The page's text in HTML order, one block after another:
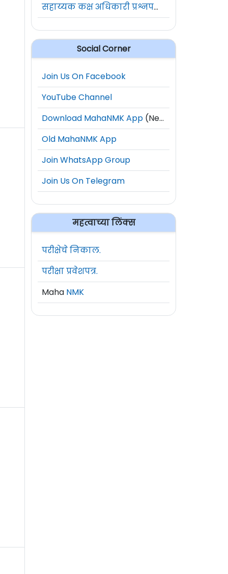
सहाय्यक कक्ष अधिकारी प्रश्नपत्रिका संच
Social Corner
Join Us On Facebook
YouTube Channel
Download MahaNMK App (New)
Old MahaNMK App
Join WhatsApp Group
Join Us On Telegram
महत्वाच्या लिंक्स
परीक्षेचे निकाल.
परीक्षा प्रवेशपत्र.
Maha NMK